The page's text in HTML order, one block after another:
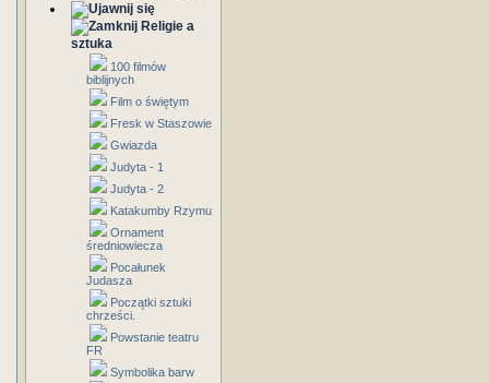
Religie a
sztuka
100 filmów
biblijnych
Film o świętym
Fresk w Staszowie
Gwiazda
Judyta - 1
Judyta - 2
Katakumby Rzymu
Ornament
średniowiecza
Pocałunek
Judasza
Początki sztuki
chrześci.
Powstanie teatru
FR
Symbolika barw